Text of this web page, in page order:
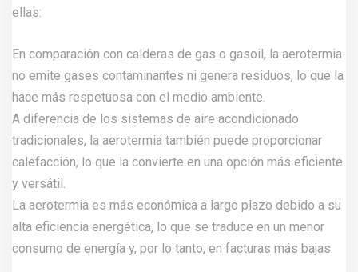
ellas:
En comparación con calderas de gas o gasoil, la aerotermia
no emite gases contaminantes ni genera residuos, lo que la
hace más respetuosa con el medio ambiente.
A diferencia de los sistemas de aire acondicionado
tradicionales, la aerotermia también puede proporcionar
calefacción, lo que la convierte en una opción más eficiente
y versátil.
La aerotermia es más económica a largo plazo debido a su
alta eficiencia energética, lo que se traduce en un menor
consumo de energía y, por lo tanto, en facturas más bajas.